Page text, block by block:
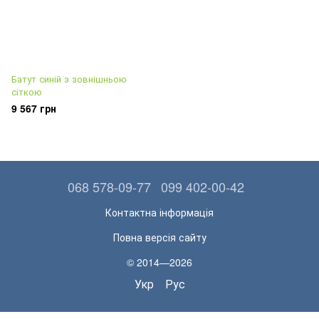
Батут синій з зовнішньою
сіткою
9 567 грн
068 578-09-77 099 402-00-42
Контактна інформація
Повна версія сайту
© 2014—2026
Укр Рус